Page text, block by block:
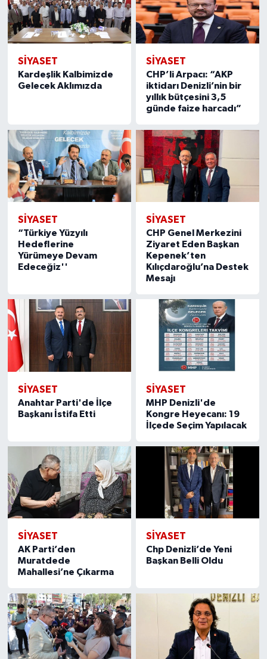
SİYASET
Kardeşlik Kalbimizde
Gelecek Aklımızda
SİYASET
CHP’li Arpacı: “AKP
iktidarı Denizli’nin bir
yıllık bütçesini 3,5
günde faize harcadı”
SİYASET
“Türkiye Yüzyılı
Hedeflerine
Yürümeye Devam
Edeceğiz''
SİYASET
CHP Genel Merkezini
Ziyaret Eden Başkan
Kepenek’ten
Kılıçdaroğlu’na Destek
Mesajı
SİYASET
Anahtar Parti'de İlçe
Başkanı İstifa Etti
SİYASET
MHP Denizli'de
Kongre Heyecanı: 19
İlçede Seçim Yapılacak
SİYASET
AK Parti’den
Muratdede
Mahallesi’ne Çıkarma
SİYASET
Chp Denizli’de Yeni
Başkan Belli Oldu